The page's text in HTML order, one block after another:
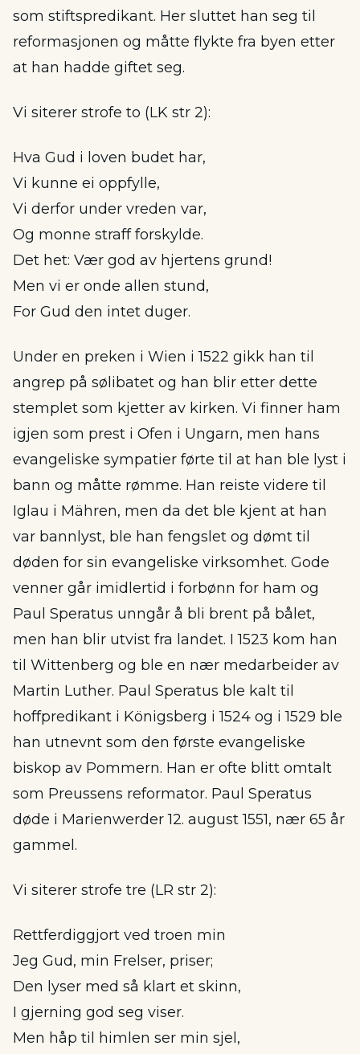
som stiftspredikant. Her sluttet han seg til
reformasjonen og måtte flykte fra byen etter
at han hadde giftet seg.
Vi siterer strofe to (LK str 2):
Hva Gud i loven budet har,
Vi kunne ei oppfylle,
Vi derfor under vreden var,
Og monne straff forskylde.
Det het: Vær god av hjertens grund!
Men vi er onde allen stund,
For Gud den intet duger.
Under en preken i Wien i 1522 gikk han til
angrep på sølibatet og han blir etter dette
stemplet som kjetter av kirken. Vi finner ham
igjen som prest i Ofen i Ungarn, men hans
evangeliske sympatier førte til at han ble lyst i
bann og måtte rømme. Han reiste videre til
Iglau i Mähren, men da det ble kjent at han
var bannlyst, ble han fengslet og dømt til
døden for sin evangeliske virksomhet. Gode
venner går imidlertid i forbønn for ham og
Paul Speratus unngår å bli brent på bålet,
men han blir utvist fra landet. I 1523 kom han
til Wittenberg og ble en nær medarbeider av
Martin Luther. Paul Speratus ble kalt til
hoffpredikant i Königsberg i 1524 og i 1529 ble
han utnevnt som den første evangeliske
biskop av Pommern. Han er ofte blitt omtalt
som Preussens reformator. Paul Speratus
døde i Marienwerder 12. august 1551, nær 65 år
gammel.
Vi siterer strofe tre (LR str 2):
Rettferdiggjort ved troen min
Jeg Gud, min Frelser, priser;
Den lyser med så klart et skinn,
I gjerning god seg viser.
Men håp til himlen ser min sjel,